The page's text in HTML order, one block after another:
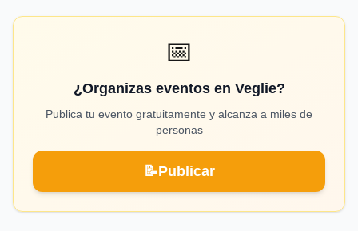
📅
¿Organizas eventos en Veglie?
Publica tu evento gratuitamente y alcanza a miles de
personas
📝Publicar